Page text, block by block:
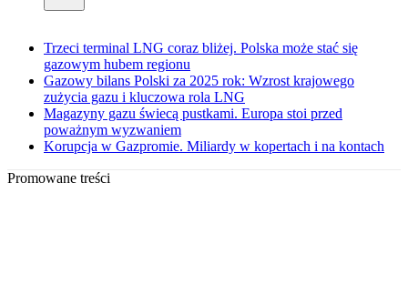
Trzeci terminal LNG coraz bliżej. Polska może stać się
gazowym hubem regionu
Gazowy bilans Polski za 2025 rok: Wzrost krajowego
zużycia gazu i kluczowa rola LNG
Magazyny gazu świecą pustkami. Europa stoi przed
poważnym wyzwaniem
Korupcja w Gazpromie. Miliardy w kopertach i na kontach
Promowane treści